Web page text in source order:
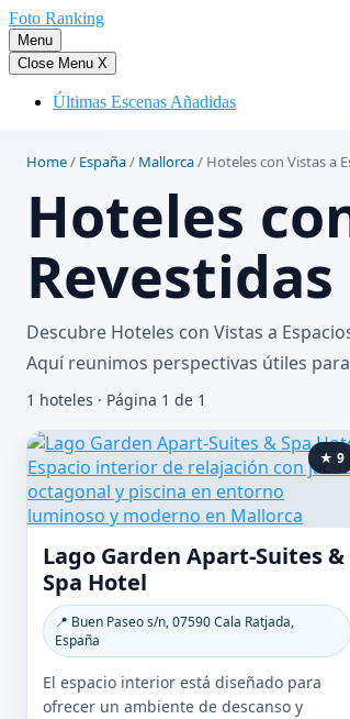
Saltar
al
contenido
Foto Ranking
Menu
Close Menu X
Últimas Escenas Añadidas
Home/ España/ Mallorca/ Hoteles con Vistas a
Hoteles
Descubre Hoteles con Vistas a
Aquí reunimos perspectivas útiles
1 hoteles · Página 1 de 1
★ 9
Lago Garden Apart-Suites &
Spa Hotel
📍 Buen Paseo s/n, 07590 Cala Ratjada,
España
El espacio interior está diseñado para
ofrecer un ambiente de descanso y